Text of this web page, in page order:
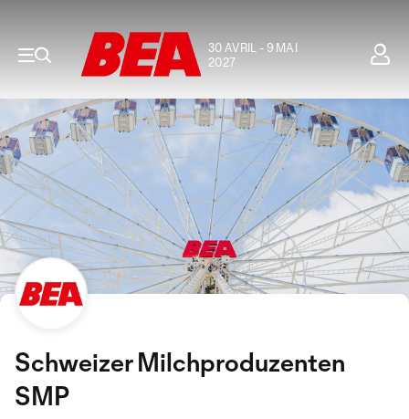
30 AVRIL - 9 MAI
2027
Schweizer Milchproduzenten
SMP